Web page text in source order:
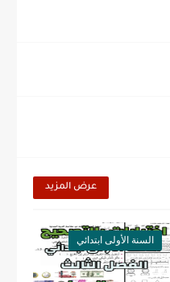
عرض المزيد
السنة الأولى ابتدائي